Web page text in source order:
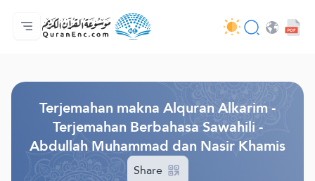
Beranda
Daftar isi terjemahan
Audio
Layanan pengembang - API
Tentang proyek ini
Hubungi kami
Bahasa
Terjemahan makna Alquran Alkarim -
Terjemahan Berbahasa Sawahili -
Abdullah Muhammad dan Nasir Khamis
Share